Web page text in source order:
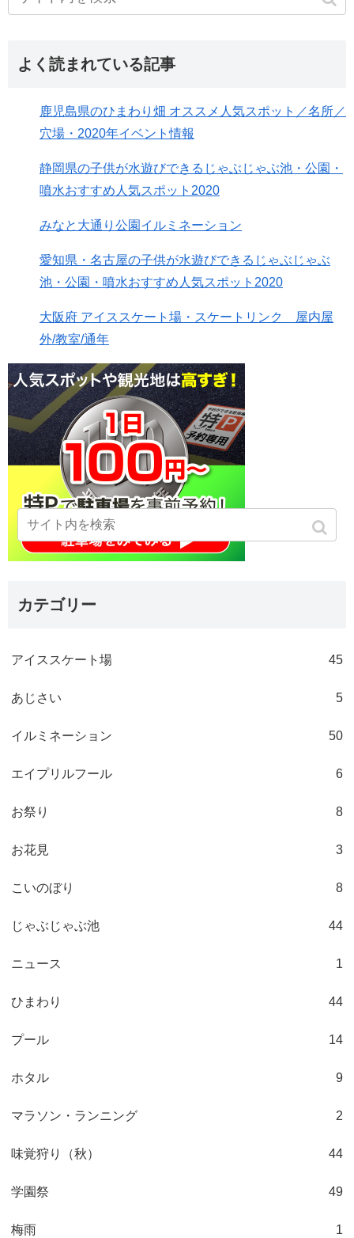
よく読まれている記事
鹿児島県のひまわり畑 オススメ人気スポット／名所／
穴場・2020年イベント情報
静岡県の子供が水遊びできるじゃぶじゃぶ池・公園・
噴水おすすめ人気スポット2020
みなと大通り公園イルミネーション
愛知県・名古屋の子供が水遊びできるじゃぶじゃぶ
池・公園・噴水おすすめ人気スポット2020
大阪府 アイススケート場・スケートリンク 屋内屋
外/教室/通年
カテゴリー
アイススケート場 45
あじさい 5
イルミネーション 50
エイプリルフール 6
お祭り 8
お花見 3
こいのぼり 8
じゃぶじゃぶ池 44
ニュース 1
ひまわり 44
プール 14
ホタル 9
マラソン・ランニング 2
味覚狩り（秋） 44
学園祭 49
梅雨 1